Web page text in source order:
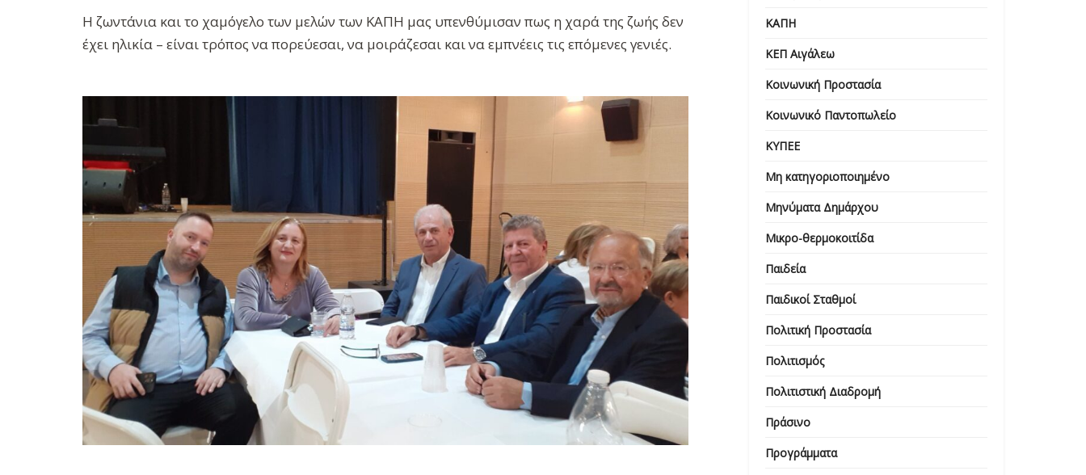
Η ζωντάνια και το χαμόγελο των μελών των ΚΑΠΗ μας υπενθύμισαν πως η χαρά της ζωής δεν
έχει ηλικία – είναι τρόπος να πορεύεσαι, να μοιράζεσαι και να εμπνέεις τις επόμενες γενιές.
ΚΑΠΗ
ΚΕΠ Αιγάλεω
Κοινωνική Προστασία
Κοινωνικό Παντοπωλείο
ΚΥΠΕΕ
Μη κατηγοριοποιημένο
Μηνύματα Δημάρχου
Μικρο-θερμοκοιτίδα
Παιδεία
Παιδικοί Σταθμοί
Πολιτική Προστασία
Πολιτισμός
Πολιτιστική Διαδρομή
Πράσινο
Προγράμματα